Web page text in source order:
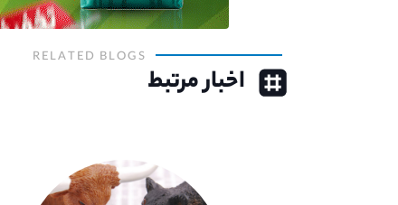
RELATED BLOGS
اخبار مرتبط